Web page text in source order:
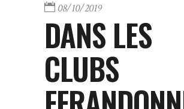
08/10/2019
DANS LES
CLUBS